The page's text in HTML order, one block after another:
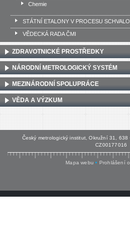
Chemie
STÁTNÍ ETALONY V PROCESU
VĚDECKÁ RADA ČMI
ZDRAVOTNICKÉ PROSTŘEDKY
NÁRODNÍ METROLOGICKÝ SYSTÉM
MEZINÁRODNÍ SPOLUPRÁCE
VĚDA A VÝZKUM
Český metrologický institut, Okružní 31, 638
CZ00177016
Mapa webu • Prohlášení